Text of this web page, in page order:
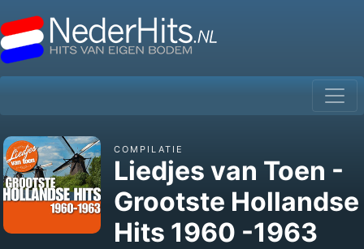
COMPILATIE
Liedjes van Toen -
Grootste Hollandse
Hits 1960 -1963